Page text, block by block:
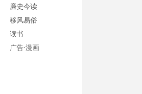
廉史今读
移风易俗
读书
广告·漫画